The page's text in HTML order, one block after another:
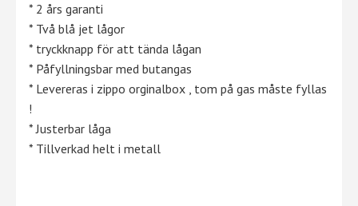
* 2 års garanti
* Två blå jet lågor
* tryckknapp för att tända lågan
* Påfyllningsbar med butangas
* Levereras i zippo orginalbox , tom på gas måste fyllas
!
* Justerbar låga
* Tillverkad helt i metall